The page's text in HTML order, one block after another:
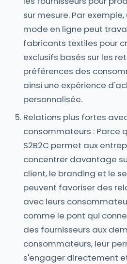
sur mesure. Par
mode en ligne peut
fabricants textiles pour
exclusifs basés sur les
préférences des
ainsi une expérience
personnalisée.
Relations plus fortes
consommateurs : Parce
S2B2C permet aux
concentrer davantage
client, le branding et le
peuvent favoriser des
avec leurs
comme le pont qui
des fournisseurs aux
consommateurs, leur
s'engager directement